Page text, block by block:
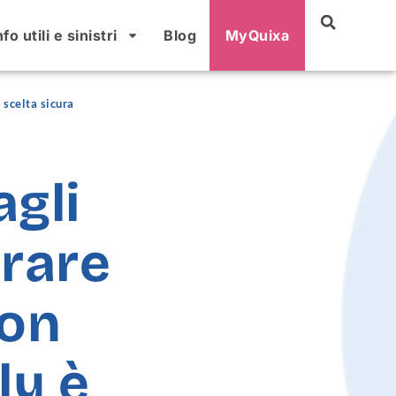
utili e sinistri Blog MyQuixa
sicura